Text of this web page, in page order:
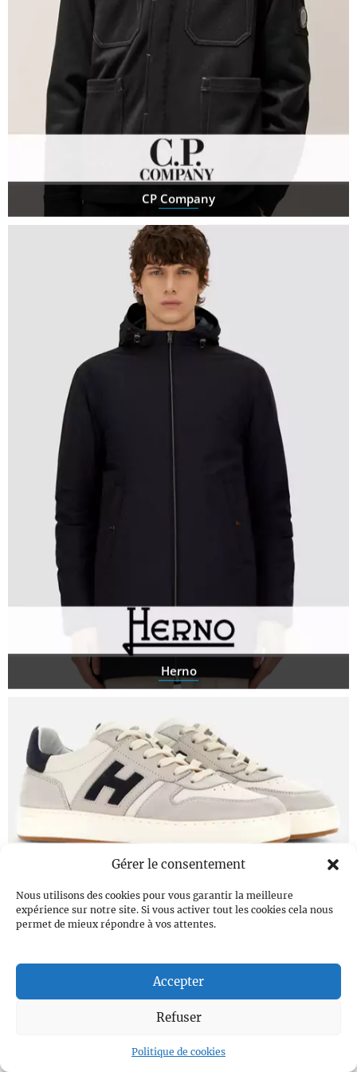
Gérer le consentement
Nous utilisons des cookies pour vous garantir la meilleure
expérience sur notre site. Si vous activer tout les cookies cela nous
permet de mieux répondre à vos attentes.
Accepter
Refuser
Politique de cookies
CP Company
Herno
Hogan